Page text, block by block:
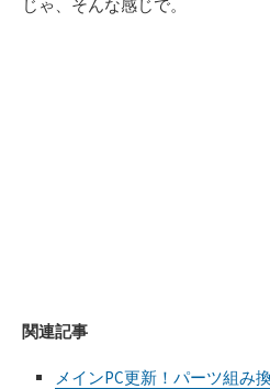
じゃ、そんな感じで。
関連記事
メインPC更新！パーツ組み